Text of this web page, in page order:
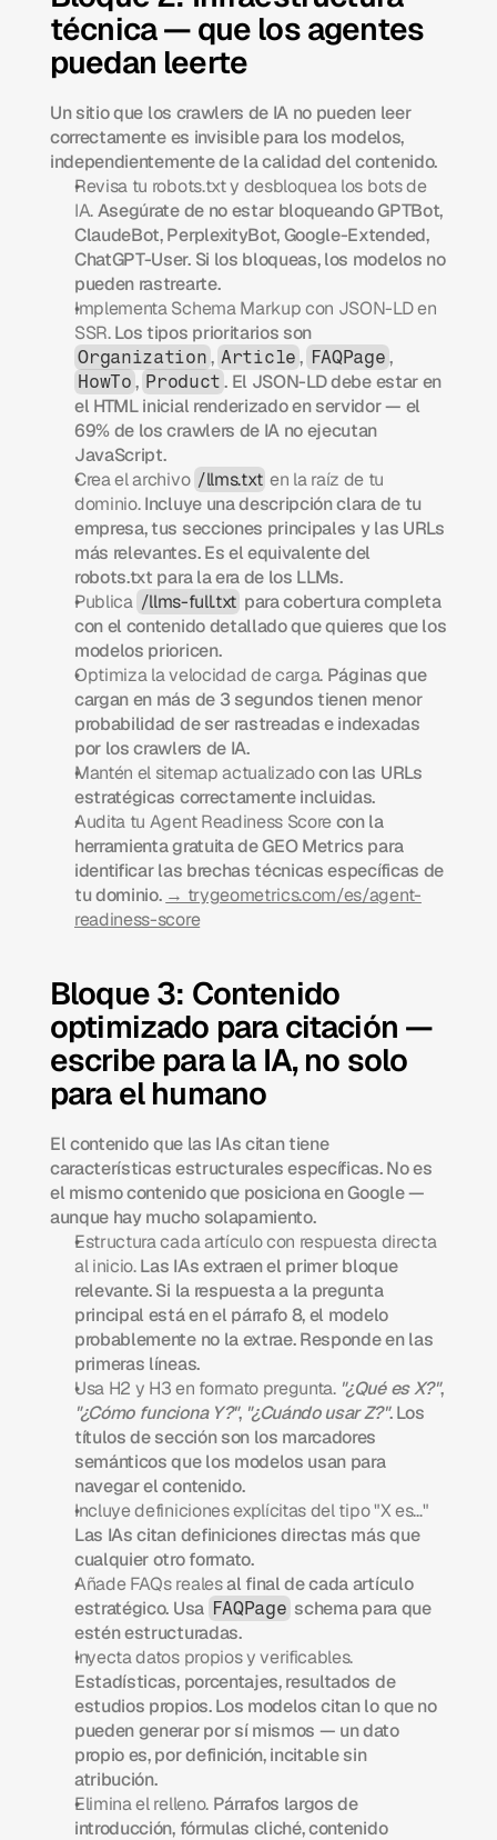
técnica — que los agentes
puedan leerte
Un sitio que los crawlers de IA no pueden leer
correctamente es invisible para los modelos,
independientemente de la calidad del contenido.
Revisa tu robots.txt y desbloquea los bots de
IA. Asegúrate de no estar bloqueando GPTBot,
ClaudeBot, PerplexityBot, Google-Extended,
ChatGPT-User. Si los bloqueas, los modelos no
pueden rastrearte.
Implementa Schema Markup con JSON-LD en
SSR.
Organization , Article , FAQPage ,
HowTo , Product . El JSON-LD debe estar en
el HTML inicial renderizado en servidor — el
69% de los crawlers de IA no ejecutan
JavaScript.
Crea el archivo /llms.txt en la raíz de tu
dominio. Incluye una descripción clara de tu
empresa, tus secciones principales y las URLs
más relevantes. Es el equivalente del
robots.txt para la era de los LLMs.
Publica /llms-full.txt para cobertura completa
con el contenido detallado que quieres que los
modelos prioricen.
Optimiza la velocidad de carga. Páginas que
cargan en más de 3 segundos tienen menor
probabilidad de ser rastreadas e indexadas
por los crawlers de IA.
Mantén el sitemap actualizado con las URLs
estratégicas correctamente incluidas.
Audita tu Agent Readiness Score con la
herramienta gratuita de GEO Metrics para
identificar las brechas técnicas específicas de
tu dominio. → trygeometrics.com/es/agent-
readiness-score
Bloque 3: Contenido
optimizado para citación —
escribe para la IA, no solo
para el humano
El contenido que las IAs citan tiene
características estructurales específicas. No es
el mismo contenido que posiciona en Google —
aunque hay mucho solapamiento.
Estructura cada artículo con respuesta directa
al inicio. Las IAs extraen el primer bloque
relevante. Si la respuesta a la pregunta
principal está en el párrafo 8, el modelo
probablemente no la extrae. Responde en las
primeras líneas.
Usa H2 y H3 en formato pregunta. "¿Qué es X?",
"¿Cómo funciona Y?", "¿Cuándo usar Z?". Los
títulos de sección son los marcadores
semánticos que los modelos usan para
navegar el contenido.
Incluye definiciones explícitas del tipo "X es…"
Las IAs citan definiciones directas más que
cualquier otro formato.
Añade FAQs reales al final de cada artículo
estratégico. Usa FAQPage schema para que
estén estructuradas.
Inyecta datos propios y verificables.
Estadísticas, porcentajes, resultados de
estudios propios. Los modelos citan lo que no
pueden generar por sí mismos — un dato
propio es, por definición, incitable sin
atribución.
Elimina el relleno. Párrafos largos de
introducción, fórmulas cliché, contenido